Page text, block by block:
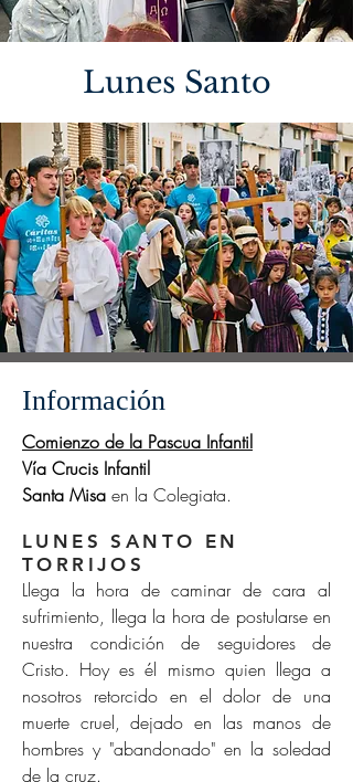
Lunes Santo
Información
Comienzo de la Pascua Infantil
Vía Crucis Infantil
Santa Misa en la Colegiata.
LUNES SANTO EN
TORRIJOS
Llega la hora de caminar de cara al
sufrimiento, llega la hora de postularse en
nuestra condición de seguidores de
Cristo. Hoy es él mismo quien llega a
nosotros retorcido en el dolor de una
muerte cruel, dejado en las manos de
hombres y "abandonado" en la soledad
de la cruz.